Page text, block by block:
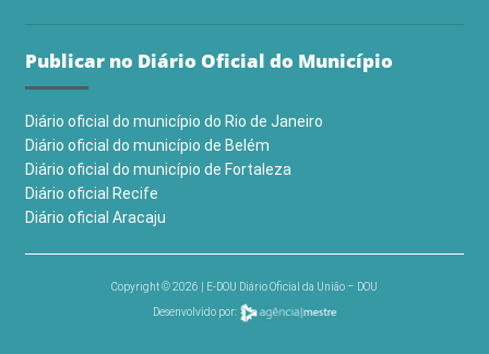
Publicar no Diário Oficial do Município
Diário oficial do município do Rio de Janeiro
Diário oficial do município de Belém
Diário oficial do município de Fortaleza
Diário oficial Recife
Diário oficial Aracaju
Copyright © 2026 | E-DOU Diário Oficial da União – DOU
Desenvolvido por: